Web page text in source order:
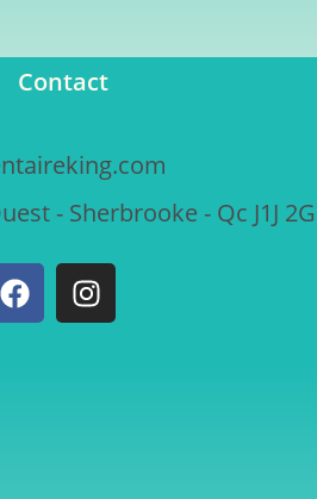
Contact
- Sherbrooke - Qc J1J